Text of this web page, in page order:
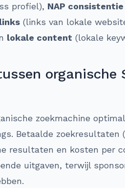
profiel), NAP consistentie
(links van lokale
lokale content (lokale
organische
zoekmachine
Betaalde zoekresultaten
resultaten en kosten per
uitgaven, terwijl